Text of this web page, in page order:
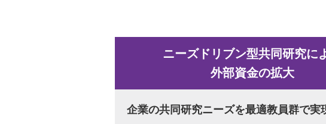
ニーズドリブン型共同研究に
外部資金の拡大
企業の共同研究ニーズを最適教員群で実